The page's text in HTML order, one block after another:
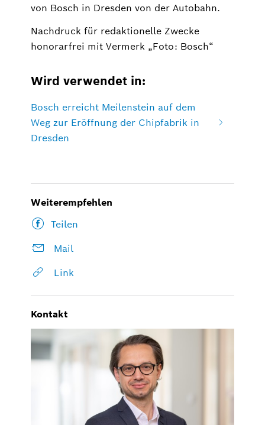
von Bosch in Dresden von der Autobahn.
Nachdruck für redaktionelle Zwecke
honorarfrei mit Vermerk „Foto: Bosch“
Wird verwendet in:
Bosch erreicht Meilenstein auf dem
Weg zur Eröffnung der Chipfabrik in
Dresden
Weiterempfehlen
Teilen
Mail
Link
Kontakt